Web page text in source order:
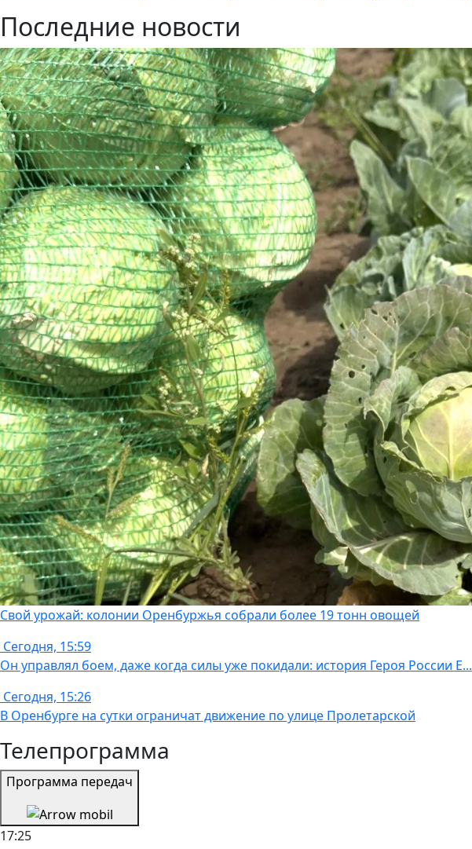
Последние новости
Свой урожай: колонии Оренбуржья собрали более 19 тонн овощей
Сегодня, 15:59
Он управлял боем, даже когда силы уже покидали: история Героя России Е...
Сегодня, 15:26
В Оренбурге на сутки ограничат движение по улице Пролетарской
Телепрограмма
Программа передач
17:25